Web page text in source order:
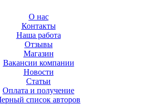
О нас
Контакты
Наша работа
Отзывы
Магазин
Вакансии компании
Новости
Статьи
Оплата и получение
список авторов